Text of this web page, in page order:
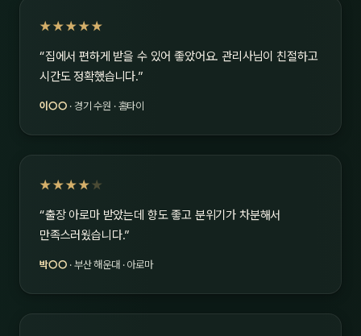
★★★★★
“집에서 편하게 받을 수 있어 좋았어요. 관리사님이 친절하고
시간도 정확했습니다.”
이○○ · 경기 수원 · 홈타이
★★★★ ★
“출장 아로마 받았는데 향도 좋고 분위기가 차분해서
만족스러웠습니다.”
박○○ · 부산 해운대 · 아로마